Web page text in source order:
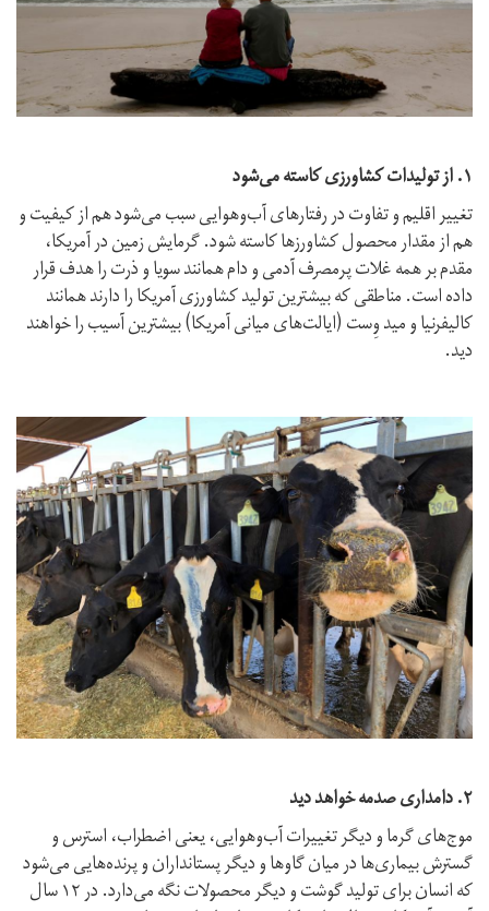
۱. از تولیدات کشاورزی کاسته می‌شود
تغییر اقلیم و تفاوت در رفتارهای آب‌وهوایی سبب می‌شود هم از کیفیت و
هم از مقدار محصول کشاورزها کاسته شود. گرمایش زمین در آمریکا،
مقدم بر همه غلات پرمصرف آدمی و دام همانند سویا و ذرت را هدف قرار
داده است. مناطقی که بیشترین تولید کشاورزی آمریکا را دارند همانند
کالیفرنیا و مید وِست (ایالت‌های میانی آمریکا) بیشترین آسیب را خواهند
دید.
۲. دامداری صدمه خواهد دید
موج‌های گرما و دیگر تغییرات آب‌وهوایی، یعنی اضطراب، استرس و
گسترش بیماری‌ها در میان گاوها و دیگر پستانداران و پرنده‌هایی می‌شود
که انسان برای تولید گوشت و دیگر محصولات نگه می‌دارد. در ۱۲ سال